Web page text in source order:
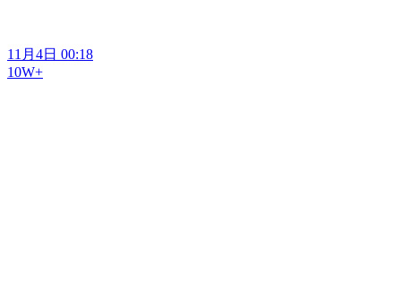
11月4日 00:18
10W+